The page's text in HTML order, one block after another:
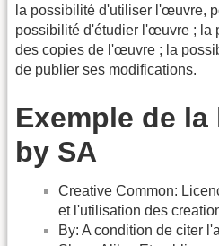
la possibilité d'utiliser l'œuvre,
possibilité d'étudier l'œuvre ; la
des copies de l'œuvre ; la
de publier ses modifications.
Exemple de la
by SA
Creative Common:
et l'utilisation des
By: A condition de citer